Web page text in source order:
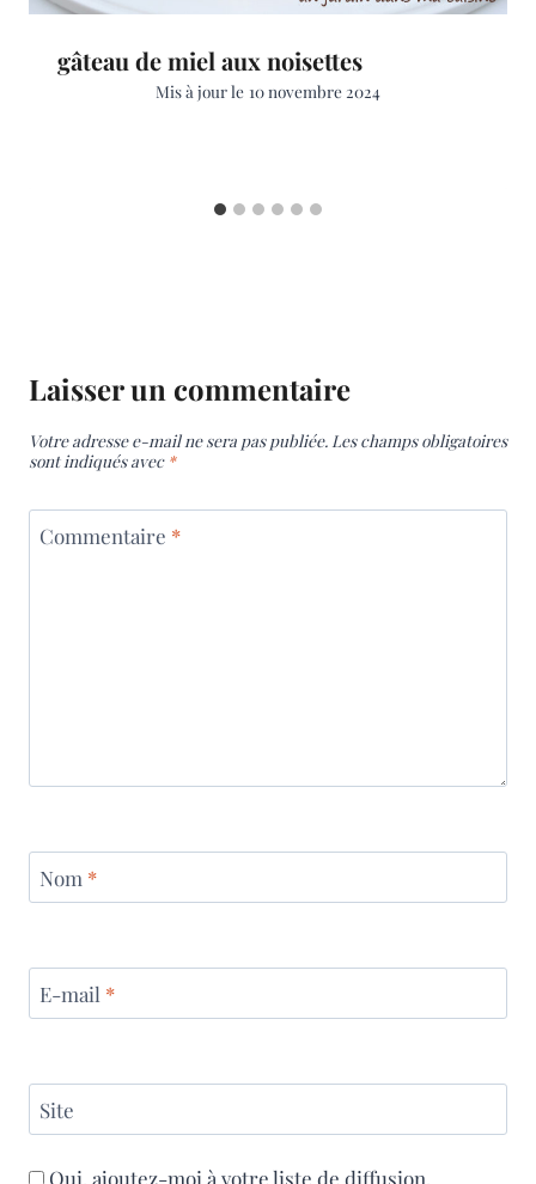
gâteau de miel aux noisettes
Mis à jour le 10 novembre 2024
Laisser un commentaire
Votre adresse e-mail ne sera pas publiée. Les champs obligatoires
sont indiqués avec *
Commentaire *
Nom *
E-mail *
Site
Oui, ajoutez-moi à votre liste de diffusion.